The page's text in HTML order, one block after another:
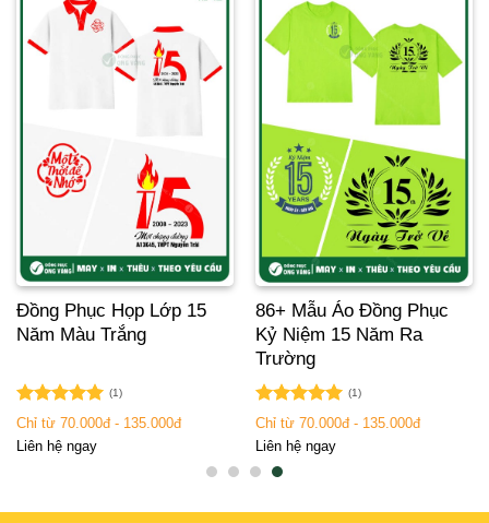
86+ Mẫu Áo Đồng Phục
Kỷ Niệm 15 Năm Ra
Trường
Được xếp
5 sao
(1)
Chỉ từ 70.000đ - 135.000đ
Liên hệ ngay
Đồng Phục Họp Lớp 15
Năm Màu Trắng
Được xếp
5 sao
(1)
Chỉ từ 70.000đ - 135.000đ
Liên hệ ngay